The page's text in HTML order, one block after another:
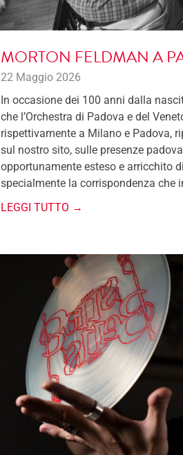
MORTON FELDMAN A
22 Maggio 2026
In occasione dei 100 anni dalla
che l’Orchestra di Padova e del
rispettivamente a Milano e Padova,
sul nostro sito, sulle presenze
opportunamente esteso e arricchito
specialmente la corrispondenza che
LEGGI TUTTO →